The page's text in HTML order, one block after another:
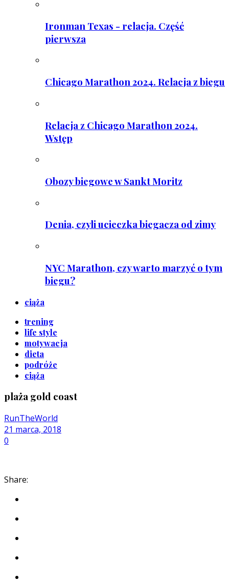
Ironman Texas - relacja. Część
pierwsza
Chicago Marathon 2024. Relacja z biegu
Relacja z Chicago Marathon 2024.
Wstęp
Obozy biegowe w Sankt Moritz
Denia, czyli ucieczka biegacza od zimy
NYC Marathon, czy warto marzyć o tym
biegu?
ciąża
trening
life style
motywacja
dieta
podróże
ciąża
plaża gold coast
RunTheWorld
21 marca, 2018
0
Share: